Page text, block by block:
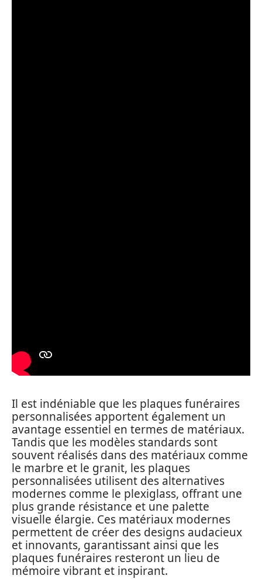
Il est indéniable que les plaques funéraires
personnalisées apportent également un
avantage essentiel en termes de matériaux.
Tandis que les modèles standards sont
souvent réalisés dans des matériaux comme
le marbre et le granit, les plaques
personnalisées utilisent des alternatives
modernes comme le plexiglass, offrant une
plus grande résistance et une palette
visuelle élargie. Ces matériaux modernes
permettent de créer des designs audacieux
et innovants, garantissant ainsi que les
plaques funéraires resteront un lieu de
mémoire vibrant et inspirant.